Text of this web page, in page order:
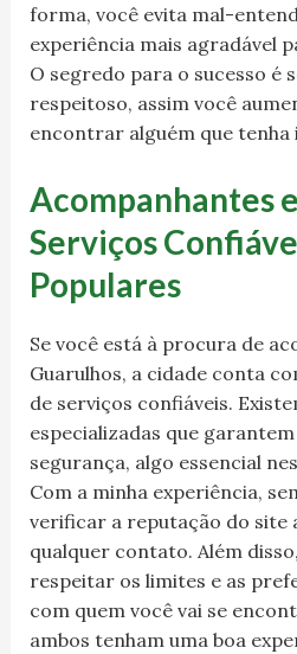
forma, você evita mal-
experiência mais agradável
O segredo para o sucesso é
respeitoso, assim você
encontrar alguém que tenha
Acompanhantes
Serviços
Populares
Se você está à procura de
Guarulhos, a cidade conta
de serviços confiáveis.
especializadas que
segurança, algo essencial
Com a minha experiência,
verificar a reputação do site
qualquer contato. Além
respeitar os limites e as
com quem você vai se
ambos tenham uma boa